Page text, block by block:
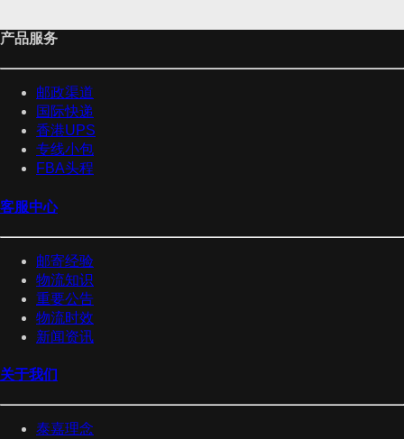
产品服务
邮政渠道
国际快递
香港UPS
专线小包
FBA头程
客服中心
邮寄经验
物流知识
重要公告
物流时效
新闻资讯
关于我们
泰嘉理念